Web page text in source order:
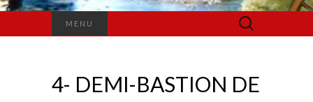
MENU Rechercher :
4- DEMI-BASTION DE